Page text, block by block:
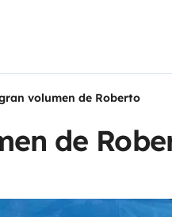
volumen de Roberto
de